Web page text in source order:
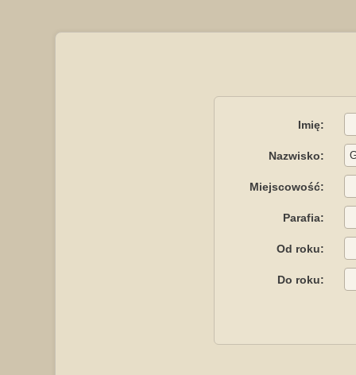
Imię:
Nazwisko:
Miejscowość:
Parafia:
Od roku:
Do roku: